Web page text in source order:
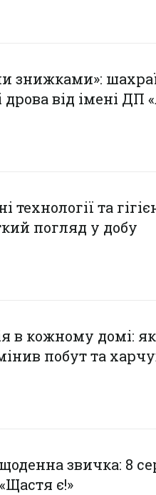
знижками»:
від імені ДП
технології та
погляд у добу
в кожному домі:
побут та
звичка: 8
є!»